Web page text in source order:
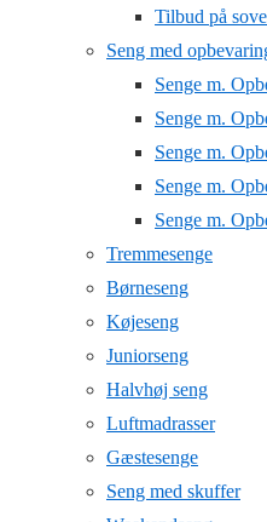
Tilbud på
Seng med
Senge m.
Senge m.
Senge m.
Senge m.
Senge m.
Tremmesenge
Børneseng
Køjeseng
Juniorseng
Halvhøj seng
Luftmadrasser
Gæstesenge
Seng med skuffer